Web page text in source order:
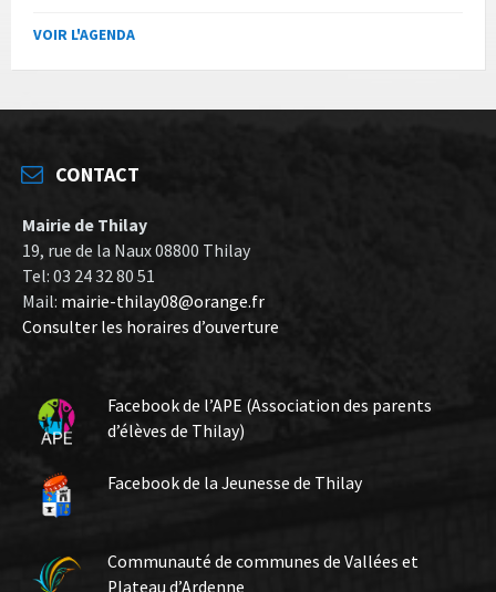
VOIR L'AGENDA
CONTACT
Mairie de Thilay
19, rue de la Naux 08800 Thilay
Tel: 03 24 32 80 51
Mail: mairie-thilay08@orange.fr
Consulter les horaires d’ouverture
Facebook de l’APE (Association des parents
d’élèves de Thilay)
Facebook de la Jeunesse de Thilay
Communauté de communes de Vallées et
Plateau d’Ardenne